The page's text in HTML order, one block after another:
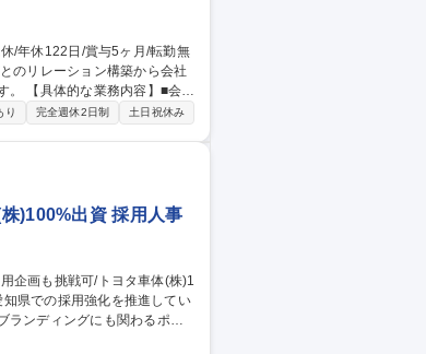
のリレーション構築から会社
社
者対応（書類選考、面接調整
無
り 完全週休2日制 土日祝休み
)100%出資 採用人事
ランディングにも関わるポジ